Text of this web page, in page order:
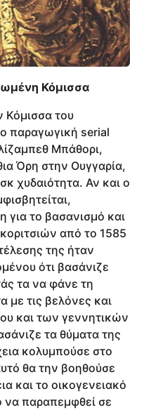
Κόμισσα
Κόμισσα του
παραγωγική serial
Μπάθορι,
Όρη στην Ουγγαρία,
χυδαιότητα. Αν και ο
για το βασανισμό και
από το 1585
της ήταν
ότι βασάνιζε
τα να φάνε τη
με τις βελόνες και
και των γεννητικών
τα θύματα της
κολυμπούσε στο
θα την βοηθούσε
και το οικογενειακό
παραπεμφθεί σε